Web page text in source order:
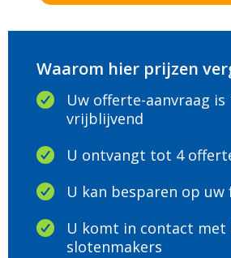
Waarom hier prijzen
Uw offerte-aanvraag is
vrijblijvend
U ontvangt tot 4
U kan besparen op
U komt in contact met
slotenmakers